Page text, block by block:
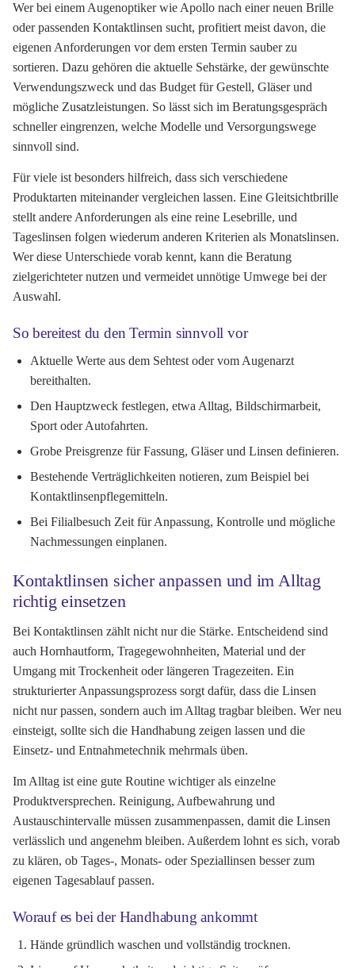
Wer bei einem Augenoptiker wie Apollo nach einer neuen Brille
oder passenden Kontaktlinsen sucht, profitiert meist davon, die
eigenen Anforderungen vor dem ersten Termin sauber zu
sortieren. Dazu gehören die aktuelle Sehstärke, der gewünschte
Verwendungszweck und das Budget für Gestell, Gläser und
mögliche Zusatzleistungen. So lässt sich im Beratungsgespräch
schneller eingrenzen, welche Modelle und Versorgungswege
sinnvoll sind.
Für viele ist besonders hilfreich, dass sich verschiedene
Produktarten miteinander vergleichen lassen. Eine Gleitsichtbrille
stellt andere Anforderungen als eine reine Lesebrille, und
Tageslinsen folgen wiederum anderen Kriterien als Monatslinsen.
Wer diese Unterschiede vorab kennt, kann die Beratung
zielgerichteter nutzen und vermeidet unnötige Umwege bei der
Auswahl.
So bereitest du den Termin sinnvoll vor
Aktuelle Werte aus dem Sehtest oder vom Augenarzt
bereithalten.
Den Hauptzweck festlegen, etwa Alltag, Bildschirmarbeit,
Sport oder Autofahrten.
Grobe Preisgrenze für Fassung, Gläser und Linsen definieren.
Bestehende Verträglichkeiten notieren, zum Beispiel bei
Kontaktlinsenpflegemitteln.
Bei Filialbesuch Zeit für Anpassung, Kontrolle und mögliche
Nachmessungen einplanen.
Kontaktlinsen sicher anpassen und im Alltag
richtig einsetzen
Bei Kontaktlinsen zählt nicht nur die Stärke. Entscheidend sind
auch Hornhautform, Tragegewohnheiten, Material und der
Umgang mit Trockenheit oder längeren Tragezeiten. Ein
strukturierter Anpassungsprozess sorgt dafür, dass die Linsen
nicht nur passen, sondern auch im Alltag tragbar bleiben. Wer neu
einsteigt, sollte sich die Handhabung zeigen lassen und die
Einsetz- und Entnahmetechnik mehrmals üben.
Im Alltag ist eine gute Routine wichtiger als einzelne
Produktversprechen. Reinigung, Aufbewahrung und
Austauschintervalle müssen zusammenpassen, damit die Linsen
verlässlich und angenehm bleiben. Außerdem lohnt es sich, vorab
zu klären, ob Tages-, Monats- oder Speziallinsen besser zum
eigenen Tagesablauf passen.
Worauf es bei der Handhabung ankommt
Hände gründlich waschen und vollständig trocknen.